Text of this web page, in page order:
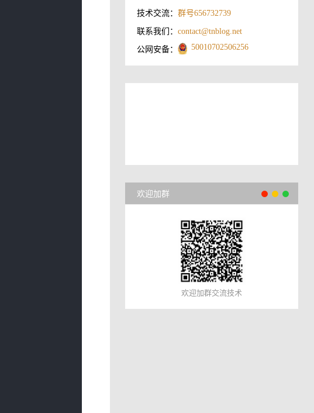
技术交流：群号656732739
联系我们：contact@tnblog.net
公网安备： 50010702506256
欢迎加群
欢迎加群交流技术